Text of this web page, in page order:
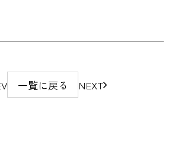
一覧に戻る NEXT